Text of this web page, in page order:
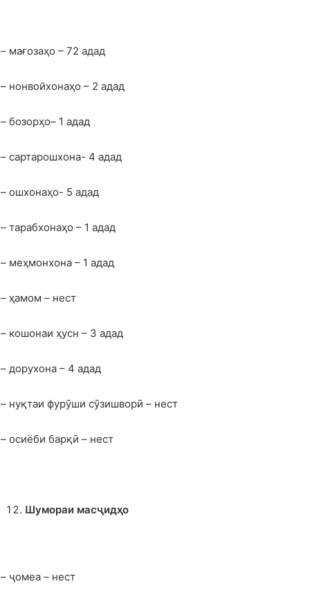
– мағозаҳо – 72 адад
– нонвойхонаҳо – 2 адад
– бозорҳо– 1 адад
– сартарошхона- 4 адад
– ошхонаҳо- 5 адад
– тарабхонаҳо – 1 адад
– меҳмонхона – 1 адад
– ҳамом – нест
– кошонаи ҳусн – 3 адад
– дорухона – 4 адад
– нуқтаи фурӯши сӯзишворӣ – нест
– осиёби барқӣ – нест
Шумораи масҷидҳо
– ҷомеа – нест